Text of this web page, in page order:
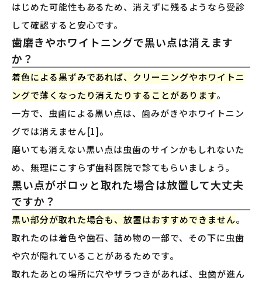
はじめた可能性もあるため、消えずに残るようなら受診
して確認すると安心です。
歯磨きやホワイトニングで黒い点は消えます
か？
着色による黒ずみであれば、クリーニングやホワイトニ
ングで薄くなったり消えたりすることがあります。
一方で、虫歯による黒い点は、歯みがきやホワイトニン
グでは消えません[1]。
磨いても消えない黒い点は虫歯のサインかもしれないた
め、無理にこすらず歯科医院で診てもらいましょう。
黒い点がポロッと取れた場合は放置して大丈夫
ですか？
黒い部分が取れた場合も、放置はおすすめできません。
取れたのは着色や歯石、詰め物の一部で、その下に虫歯
や穴が隠れていることがあるためです。
取れたあとの場所に穴やザラつきがあれば、虫歯が進ん